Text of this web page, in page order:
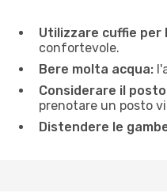
Utilizzare cuffie per
confortevole.
Bere molta acqua:
Considerare il
prenotare un posto
Distendere le